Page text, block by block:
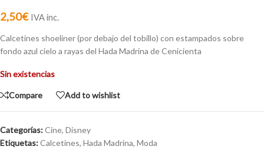
2,50€ IVA inc.
Calcetines shoeliner (por debajo del tobillo) con estampados sobre
fondo azul cielo a rayas del Hada Madrina de Cenicienta
Sin existencias
Compare Add to wishlist
Categorías:Cine, Disney
Etiquetas:Calcetines, Hada Madrina, Moda